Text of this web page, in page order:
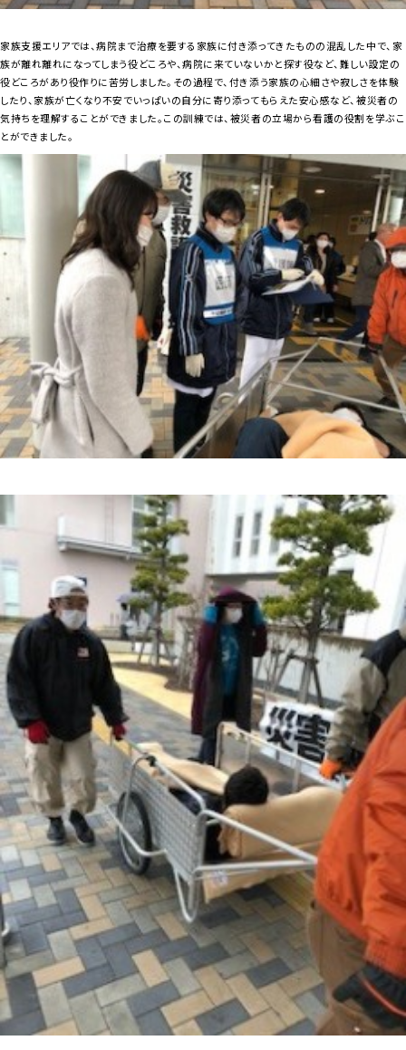
家族支援エリアでは、病院まで治療を要する家族に付き添ってきたものの混乱した中で、家
族が離れ離れになってしまう役どころや、病院に来ていないかと探す役など、難しい設定の
役どころがあり役作りに苦労しました。その過程で、付き添う家族の心細さや寂しさを体験
したり、家族が亡くなり不安でいっぱいの自分に寄り添ってもらえた安心感など、被災者の
気持ちを理解することができました。この訓練では、被災者の立場から看護の役割を学ぶこ
とができました。